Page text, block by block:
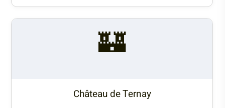
🏰
Château de Ternay